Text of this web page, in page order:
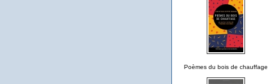
Poèmes du bois de chauffage